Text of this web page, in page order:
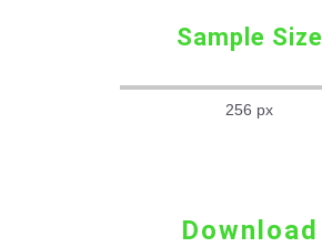
Sample Size
256 px
Download